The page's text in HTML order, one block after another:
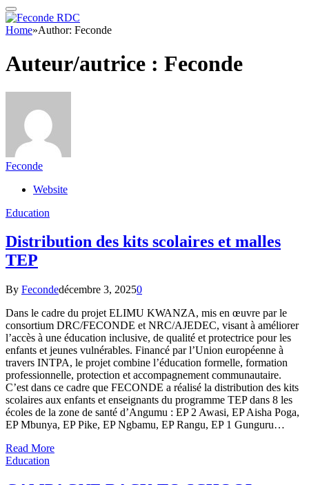
Home»Author: Feconde
Auteur/autrice : Feconde
Feconde
Website
Education
Distribution des kits scolaires et malles
TEP
By Fecondedécembre 3, 20250
Dans le cadre du projet ELIMU KWANZA, mis en œuvre par le
consortium DRC/FECONDE et NRC/AJEDEC, visant à améliorer
l’accès à une éducation inclusive, de qualité et protectrice pour les
enfants et jeunes vulnérables. Financé par l’Union européenne à
travers INTPA, le projet combine l’éducation formelle, formation
professionnelle, protection et accompagnement communautaire.
C’est dans ce cadre que FECONDE a réalisé la distribution des kits
scolaires aux enfants et enseignants du programme TEP dans 8 les
écoles de la zone de santé d’Angumu : EP 2 Awasi, EP Aisha Poga,
EP Mbunya, EP Pike, EP Ngbamu, EP Rangu, EP 1 Gunguru…
Read More
Education